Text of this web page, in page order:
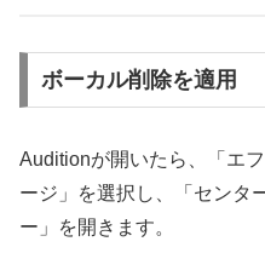
ボーカル削除を適用
Auditionが開いたら、「エ
ージ」を選択し、「センタ
ー」を開きます。